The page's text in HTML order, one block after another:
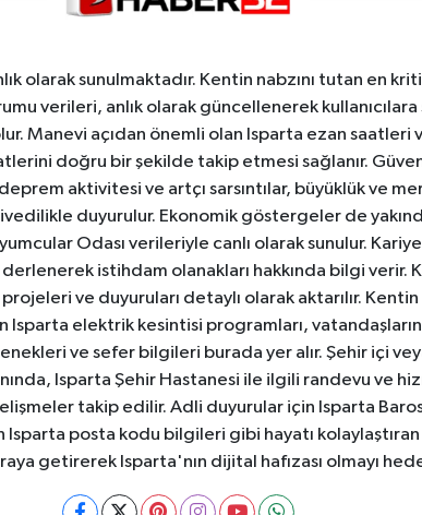
olarak sunulmaktadır. Kentin nabzını tutan en
verileri, anlık olarak güncellenerek
Manevi açıdan önemli olan Isparta ezan
doğru bir şekilde takip etmesi sağlanır.
aktivitesi ve artçı sarsıntılar, büyüklük ve
duyurulur. Ekonomik göstergeler de
Odası verileriyle canlı olarak sunulur.
istihdam olanakları hakkında bilgi verir.
projeleri ve duyuruları detaylı olarak aktarılır.
Isparta elektrik kesintisi programları,
ve sefer bilgileri burada yer alır. Şehir içi
Isparta Şehir Hastanesi ile ilgili randevu ve
takip edilir. Adli duyurular için Isparta
posta kodu bilgileri gibi hayatı
getirerek Isparta'nın dijital hafızası olmayı